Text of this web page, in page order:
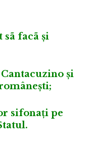
sã facã și
și
sifonați pe